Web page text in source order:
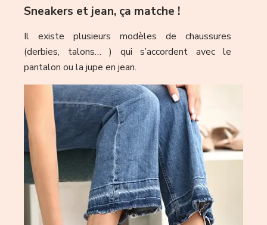
Sneakers et jean, ça matche !
Il existe plusieurs modèles de chaussures
(derbies, talons… ) qui s’accordent avec le
pantalon ou la jupe en jean.